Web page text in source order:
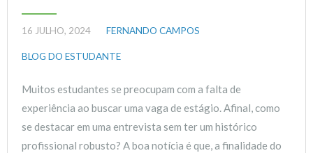
16 JULHO, 2024 FERNANDO CAMPOS
BLOG DO ESTUDANTE
Muitos estudantes se preocupam com a falta de
experiência ao buscar uma vaga de estágio. Afinal, como
se destacar em uma entrevista sem ter um histórico
profissional robusto? A boa notícia é que, a finalidade do